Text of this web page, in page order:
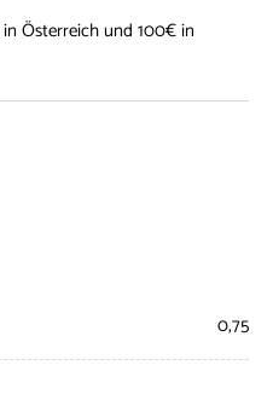
Österreich und 100€ in
0,75